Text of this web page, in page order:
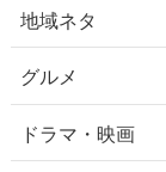
地域ネタ
グルメ
ドラマ・映画